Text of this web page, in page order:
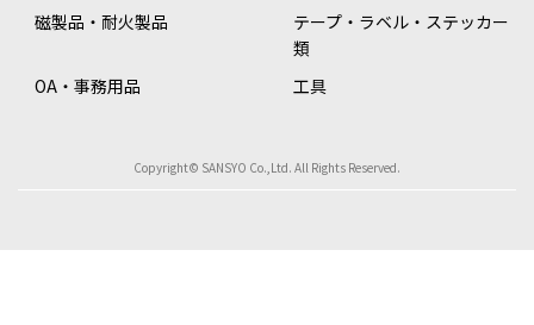
磁製品・耐火製品
テープ・ラベル・ステッカー
類
OA・事務用品
工具
Copyright© SANSYO Co.,Ltd. All Rights Reserved.